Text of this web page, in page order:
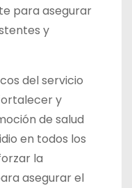
para asegurar
y
del servicio
y
de salud
en todos los
la
asegurar el